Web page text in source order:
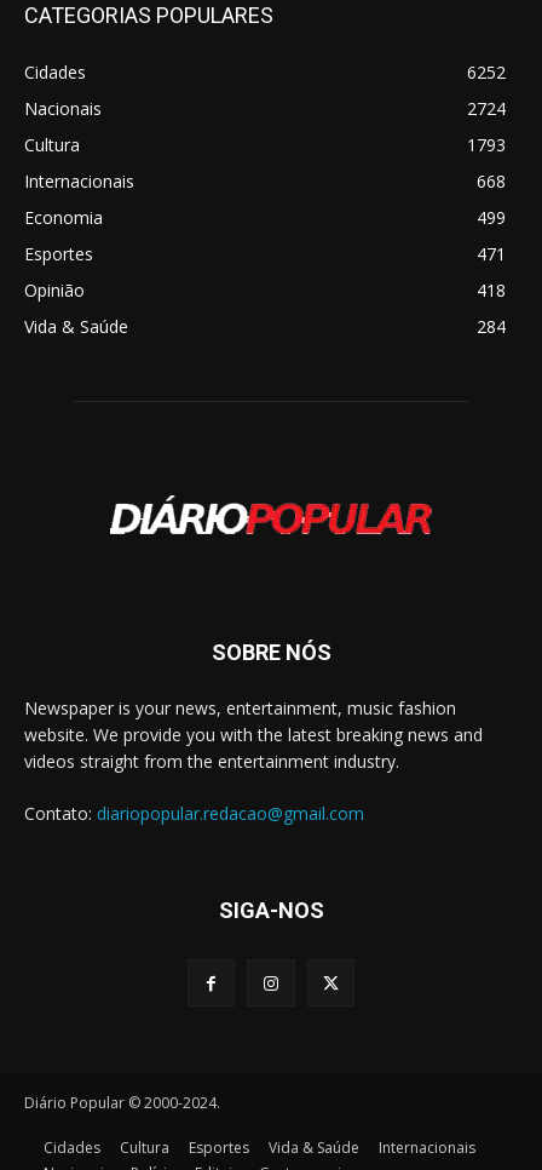
CATEGORIAS POPULARES
Cidades
6252
Nacionais
2724
Cultura
1793
Internacionais
668
Economia
499
Esportes
471
Opinião
418
Vida & Saúde
284
SOBRE NÓS
Newspaper is your news, entertainment, music fashion
website. We provide you with the latest breaking news and
videos straight from the entertainment industry.
Contato: diariopopular.redacao@gmail.com
SIGA-NOS
Diário Popular © 2000-2024.
Cidades Cultura Esportes Vida & Saúde
Internacionais